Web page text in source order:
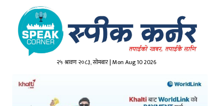
२५ श्रावण २०८३, सोमबार | Mon Aug 10 2026